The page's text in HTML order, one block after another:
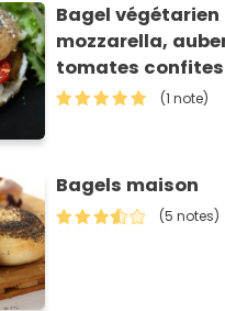
Bagel végétarien
mozzarella,
tomates confites
(1 note)
Bagels maison
(5 notes)